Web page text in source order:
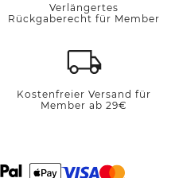
Verlängertes
Rückgaberecht für Member
Kostenfreier Versand für
Member ab 29€